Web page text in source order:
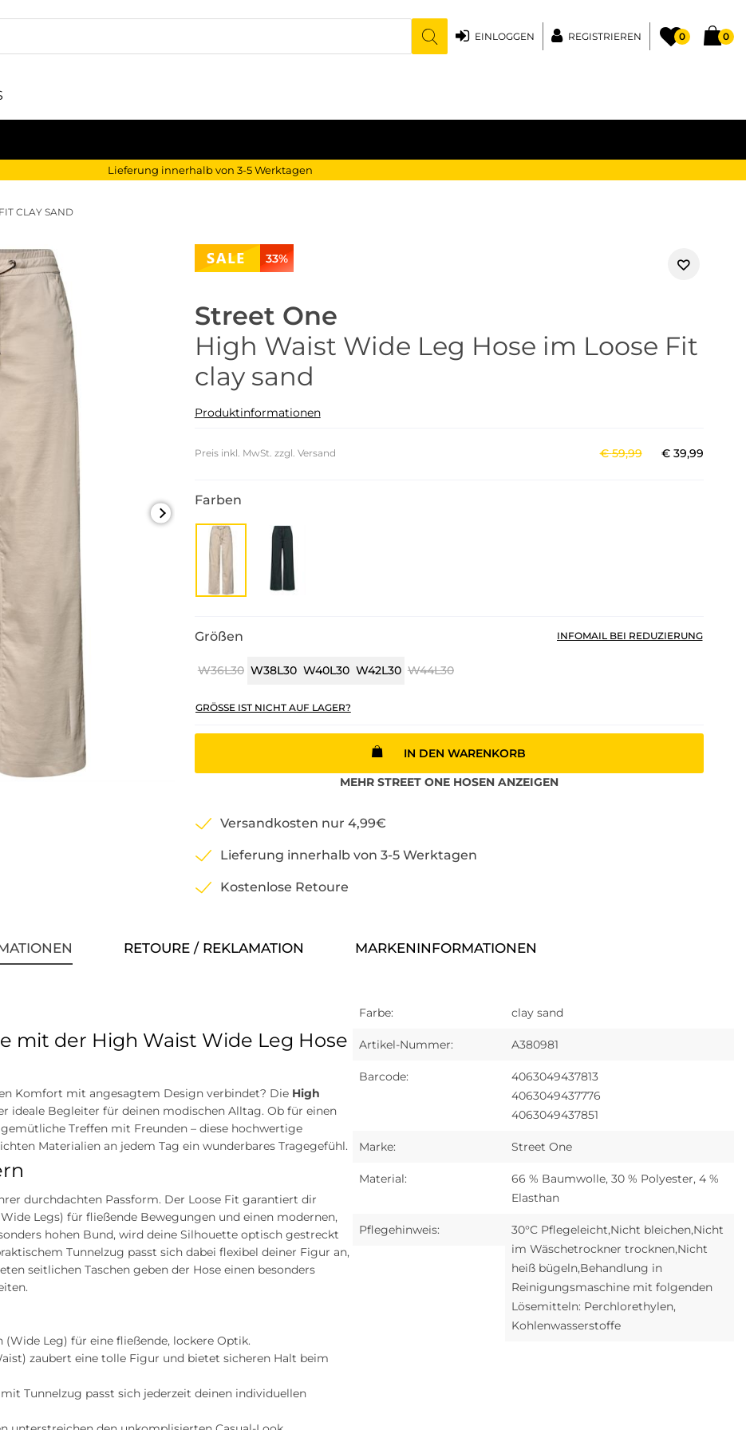
0 0
REGISTRIEREN
EINLOGGEN
Lieferung innerhalb von 3-5 Werktagen
CLAY SAND
33%
Street One
High Waist Wide Leg Hose im Loose Fit
clay sand
Produktinformationen
Preis inkl. MwSt. zzgl. Versand €59,99 € 39,99
Farben
Größen
W36L30 W38L30 W40L30 W42L30 W44L30
INFOMAIL BEI REDUZIERUNG
GRÖSSE IST NICHT AUF LAGER?
IN DEN WARENKORB
MEHR STREET ONE HOSENANZEIGEN
Versandkosten nur 4,99€
Lieferung innerhalb von 3-5 Werktagen
Kostenlose Retoure
RETOURE / REKLAMATION MARKENINFORMATIONEN
Farbe: clay sand
Artikel-Nummer: A380981
Barcode:
4063049437813
4063049437776
4063049437851
Marke: Street One
Material:
66 % Baumwolle, 30 % Polyester, 4 %
Elasthan
Pflegehinweis:
30°C Pflegeleicht,Nicht bleichen,Nicht
im Wäschetrockner trocknen,Nicht
heiß bügeln,Behandlung in
Reinigungsmaschine mit folgenden
Lösemitteln: Perchlorethylen,
Kohlenwasserstoffe
mit der High Waist Wide Leg Hose
Komfort mit angesagtem Design verbindet? Die High
ideale Begleiter für deinen modischen Alltag. Ob für einen
Treffen mit Freunden – diese hochwertige
Materialien an jedem Tag ein wunderbares Tragegefühl.
durchdachten Passform. Der Loose Fit garantiert dir
Legs) für fließende Bewegungen und einen modernen,
hohen Bund, wird deine Silhouette optisch gestreckt
Tunnelzug passt sich dabei flexibel deiner Figur an,
seitlichen Taschen geben der Hose einen besonders
Leg) für eine fließende, lockere Optik.
zaubert eine tolle Figur und bietet sicheren Halt beim
Tunnelzug passt sich jederzeit deinen individuellen